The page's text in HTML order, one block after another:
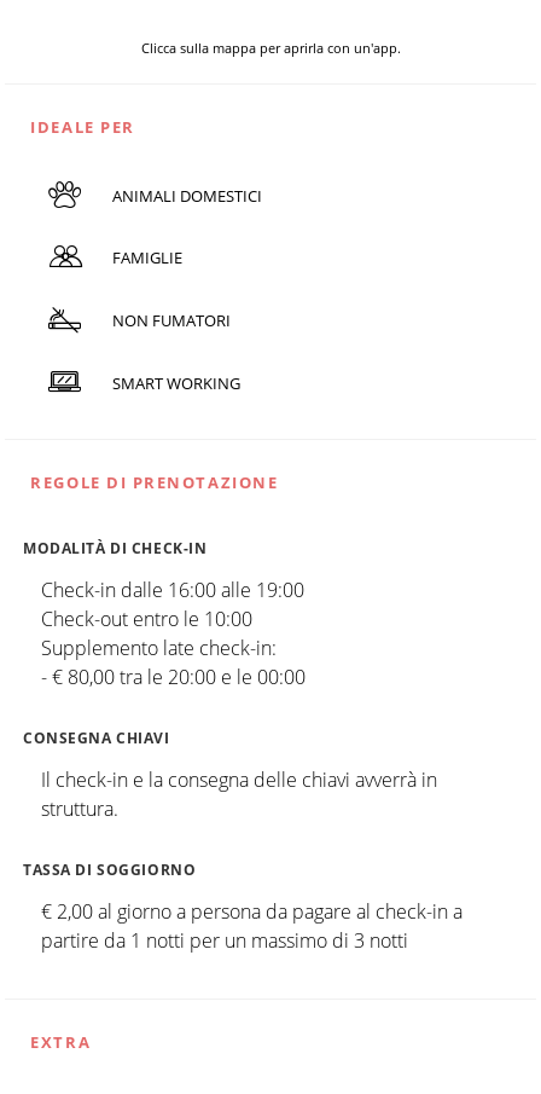
Clicca sulla mappa per aprirla con un'app.
IDEALE PER
ANIMALI DOMESTICI
FAMIGLIE
NON FUMATORI
SMART WORKING
REGOLE DI PRENOTAZIONE
MODALITÀ DI CHECK-IN
Check-in dalle 16:00 alle 19:00
Check-out entro le 10:00
Supplemento late check-in:
- € 80,00 tra le 20:00 e le 00:00
CONSEGNA CHIAVI
Il check-in e la consegna delle chiavi avverrà in
struttura.
TASSA DI SOGGIORNO
€ 2,00 al giorno a persona da pagare al check-in a
partire da 1 notti per un massimo di 3 notti
EXTRA